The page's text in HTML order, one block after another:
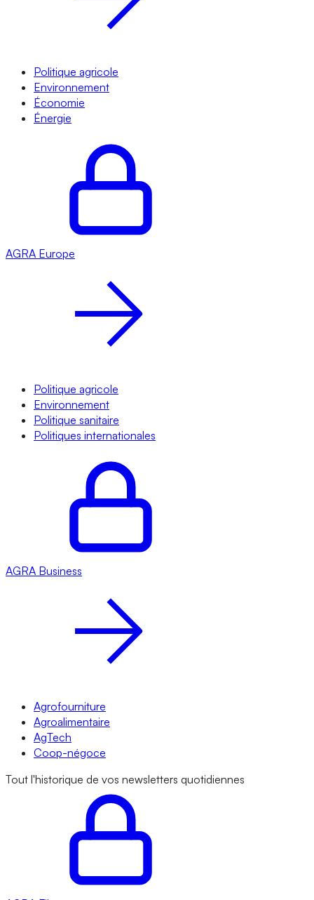
Politique agricole
Environnement
Économie
Énergie
AGRA Europe
Politique agricole
Environnement
Politique sanitaire
Politiques internationales
AGRA Business
Agrofourniture
Agroalimentaire
AgTech
Coop-négoce
Tout l'historique de vos newsletters quotidiennes